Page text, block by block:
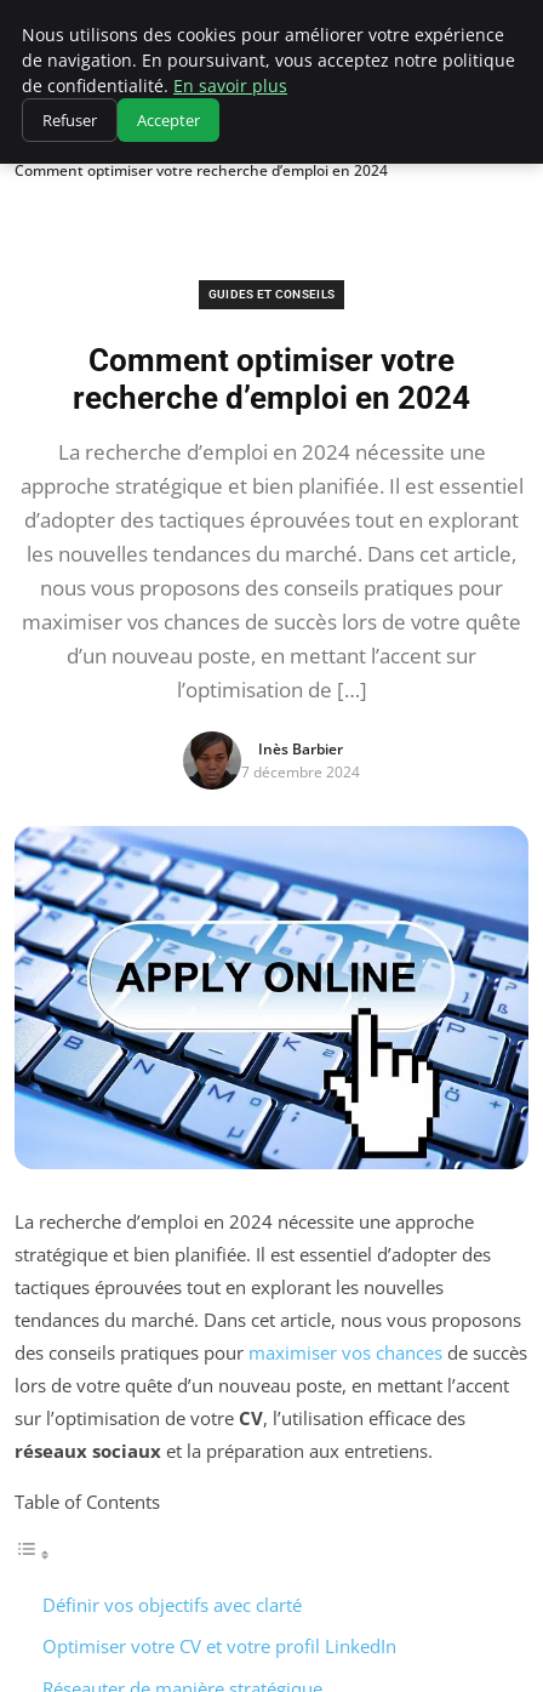
Chasseur De Tête
Accueil
Guides et Conseils
Comment optimiser votre recherche d’emploi en 2024
GUIDES ET CONSEILS
Comment optimiser votre
recherche d’emploi en 2024
La recherche d’emploi en 2024 nécessite une
approche stratégique et bien planifiée. Il est essentiel
d’adopter des tactiques éprouvées tout en explorant
les nouvelles tendances du marché. Dans cet article,
nous vous proposons des conseils pratiques pour
maximiser vos chances de succès lors de votre quête
d’un nouveau poste, en mettant l’accent sur
l’optimisation de […]
Inès Barbier
7 décembre 2024
La recherche d’emploi en 2024 nécessite une approche
stratégique et bien planifiée. Il est essentiel d’adopter des
tactiques éprouvées tout en explorant les nouvelles
tendances du marché. Dans cet article, nous vous proposons
des conseils pratiques pour maximiser vos chances de succès
lors de votre quête d’un nouveau poste, en mettant l’accent
sur l’optimisation de votre CV, l’utilisation efficace des
réseaux sociaux et la préparation aux entretiens.
Table of Contents
Définir vos objectifs avec clarté
Optimiser votre CV et votre profil LinkedIn
Nous utilisons des cookies pour améliorer votre expérience
de navigation. En poursuivant, vous acceptez notre politique
de confidentialité. En savoir plus
Refuser Accepter